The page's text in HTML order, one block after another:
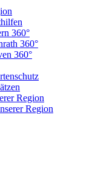
360°
360°
360°
Region
Region